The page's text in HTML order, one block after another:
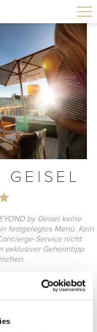
GEISEL
by Geisel keine
festgelegtes Menü. Kein
Service nicht
exklusiver Geheimtipp